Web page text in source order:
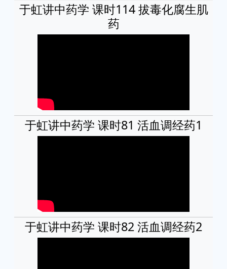
于虹讲中药学 课时114 拔毒化腐生肌
药
于虹讲中药学 课时81 活血调经药1
于虹讲中药学 课时82 活血调经药2